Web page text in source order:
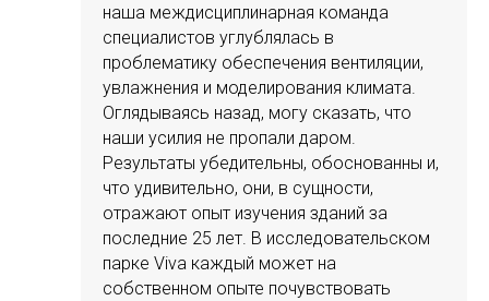
наша междисциплинарная команда
специалистов углублялась в
проблематику обеспечения вентиляции,
увлажнения и моделирования климата.
Оглядываясь назад, могу сказать, что
наши усилия не пропали даром.
Результаты убедительны, обоснованны и,
что удивительно, они, в сущности,
отражают опыт изучения зданий за
последние 25 лет. В исследовательском
парке Viva каждый может на
собственном опыте почувствовать